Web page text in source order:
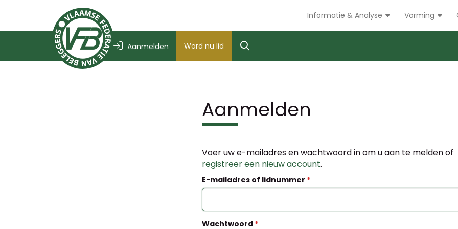
Informatie & Analyse Vorming
Aanmelden Word nu lid
Aanmelden
Voer uw e-mailadres en wachtwoord in om u aan te melden of
registreer een nieuw account.
E-mailadres of lidnummer
Wachtwoord